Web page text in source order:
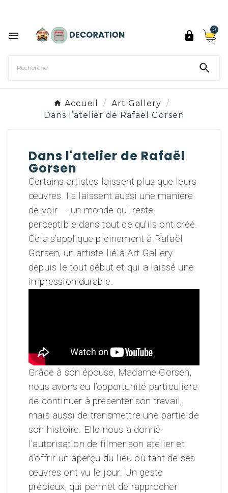
 
0

Accueil
Art Gallery
Dans l’atelier de Rafaël Gorsen
Dans l'atelier de Rafaël
Gorsen
Certains artistes laissent plus que leurs
œuvres. Ils laissent aussi une manière
de voir — un monde qui reste
perceptible dans tout ce qu’ils ont créé.
Cela s’applique pleinement à Rafaël
Gorsen, un artiste lié à Art Gallery
depuis le tout début et qui a laissé une
impression durable.
Grâce à son épouse, Madame Gorsen,
nous avons eu l’opportunité particulière
de continuer à présenter son travail,
mais aussi de transmettre une partie de
son histoire. Elle nous a donné
l’autorisation de filmer son atelier et
d’offrir un aperçu du lieu où tant de ses
œuvres ont vu le jour. Un geste
précieux, qui permet de rapprocher